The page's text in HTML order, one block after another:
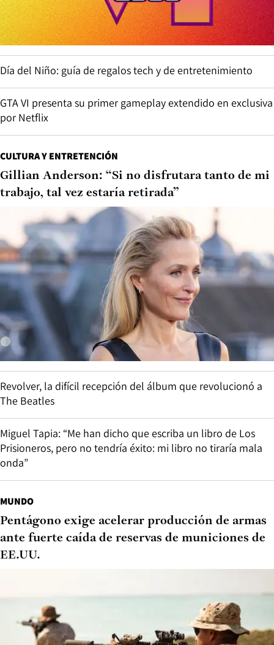
Día del Niño: guía de regalos tech y de entretenimiento
GTA VI presenta su primer gameplay extendido en exclusiva
por Netflix
CULTURA Y ENTRETENCIÓN
Gillian Anderson: “Si no disfrutara tanto de mi
trabajo, tal vez estaría retirada”
Revolver, la difícil recepción del álbum que revolucionó a
The Beatles
Miguel Tapia: “Me han dicho que escriba un libro de Los
Prisioneros, pero no tendría éxito: mi libro no tiraría mala
onda”
MUNDO
Pentágono exige acelerar producción de armas
ante fuerte caída de reservas de municiones de
EE.UU.